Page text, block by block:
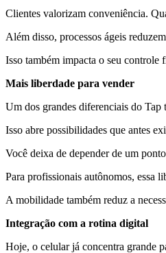
Clientes valorizam conveniência.
Além disso, processos ágeis
Isso também impacta o seu controle
Mais liberdade para vender
Um dos grandes diferenciais do Tap
Isso abre possibilidades que antes
Você deixa de depender de um
Para profissionais autônomos, essa
A mobilidade também reduz a
Integração com a rotina digital
Hoje, o celular já concentra grande